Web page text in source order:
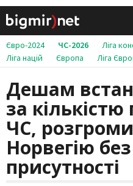
Євро-2024 ЧС-2026 Ліга
Ліга націй
Європа Ліга
Дешам
за
ЧС,
Норвегію без
присутності